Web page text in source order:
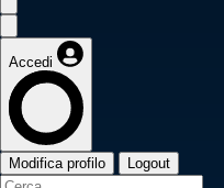
Accedi
Modifica profilo Logout